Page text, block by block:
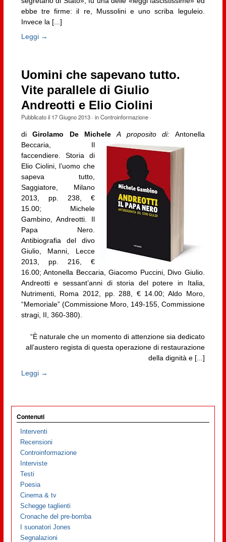
ebbe tre firme: il re, Mussolini e uno scriba leguleio.
Invece la [...]
Leggi →
Uomini che sapevano tutto.
Vite parallele di Giulio
Andreotti e Elio Ciolini
Pubblicato il 17 Giugno 2013· inControinformazione·
diGirolamo De MicheleA proposito di: Antonella
Beccaria, Il
faccendiere. Storia di
Elio Ciolini, l’uomo che
sapeva tutto,
Saggiatore, Milano
2013, pp. 238, €
15.00; Michele
Gambino, Andreotti. Il
Papa Nero.
Antibiografia del divo
Giulio, Manni, Lecce
2013, pp. 216, €
16.00; Antonella Beccaria, Giacomo Puccini, Divo Giulio.
Andreotti e sessant’anni di storia del potere in Italia,
Nutrimenti, Roma 2012, pp. 288, € 14.00; Aldo Moro,
“Memoriale” (Commissione Moro, 149-155, Commissione
stragi, II, 360-380).
“È naturale che un momento di attenzione sia dedicato
all’austero regista di questa operazione di restaurazione
della dignità e [...]
Leggi →
Contenuti
Interventi
Recensioni
Controinformazione
Interviste
Testi
Poesia
Cinema & tv
Schegge taglienti
Cronache del pre-bomba
I suonatori Jones
Segnalazioni